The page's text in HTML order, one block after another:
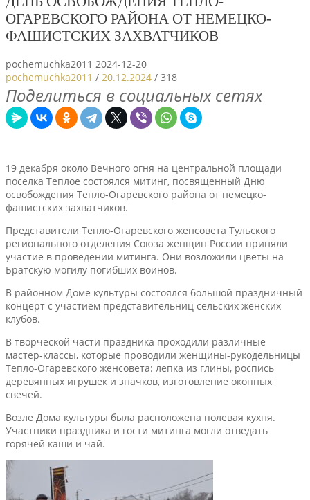
ОГАРЕВСКОГО РАЙОНА ОТ НЕМЕЦКО-
ФАШИСТСКИХ ЗАХВАТЧИКОВ
pochemuchka2011 2024-12-20
pochemuchka2011 / 20.12.2024 / 318
Поделиться в социальных сетях
19 декабря около Вечного огня на центральной площади
поселка Теплое состоялся митинг, посвященный Дню
освобождения Тепло-Огаревского района от немецко-
фашистских захватчиков.
Представители Тепло-Огаревского женсовета Тульского
регионального отделения Союза женщин России приняли
участие в проведении митинга. Они возложили цветы на
Братскую могилу погибших воинов.
В районном Доме культуры состоялся большой праздничный
концерт с участием представительниц сельских женских
клубов.
В творческой части праздника проходили различные
мастер-классы, которые проводили женщины-рукодельницы
Тепло-Огаревского женсовета: лепка из глины, роспись
деревянных игрушек и значков, изготовление окопных
свечей.
Возле Дома культуры была расположена полевая кухня.
Участники праздника и гости митинга могли отведать
горячей каши и чай.